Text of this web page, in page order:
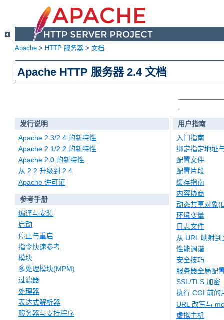
Apache > HTTP 服务器 > 文档
Apache HTTP 服务器 2.4 文档
发行说明
Apache 2.3/2.4 的新特性
Apache 2.1/2.2 的新特性
Apache 2.0 的新特性
从 2.2 升级到 2.4
Apache 许可证
参考手册
编译与安装
启动
停止与重启
指令快速参考
模块
多处理模块(MPM)
过滤器
处理器
表达式解析器
服务器与支持程序
用户指南
入门指南
绑定指定地址
配置文件
配置片段
缓存指南
内容协商
动态共享对象
环境变量
日志文件
从 URL 映射
性能调谐
安全技巧
服务器全局配
SSL/TLS 加密
执行 CGI 前的
URL 改写与
虚拟主机